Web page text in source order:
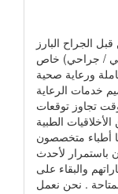
العمادي في عام 2004 من قبل الجراح البارز
/ جراحي) خاص
ورعاية صحية
خدمات الرعاية
تجاوز توقعات
الطبية
أطباء متخصصون
باستمرار لأحدث
والبقاء على
. نحن نعمل